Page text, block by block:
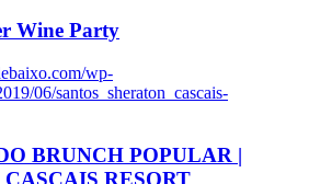
Wine Party
wp-
06/santos_sheraton_cascais-
BRUNCH POPULAR |
RESORT